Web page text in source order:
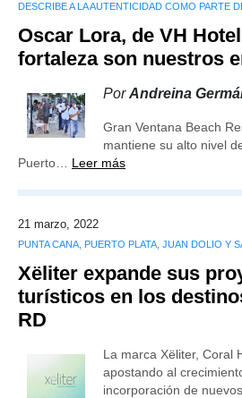
DESCRIBE A LA AUTENTICIDAD COMO PARTE
Oscar Lora, de VH
fortaleza son nuestros
PorAndreina
Gran Ventana Beach
mantiene su alto nivel
Puerto… Leer más
21 marzo, 2022
PUNTA CANA, PUERTO PLATA, JUAN DOLIO Y
Xëliter expande sus
turísticos en los
RD
La marca Xëliter, Coral
apostando al
incorporación de